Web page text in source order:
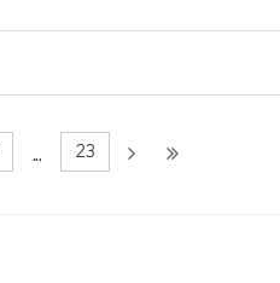
... 23